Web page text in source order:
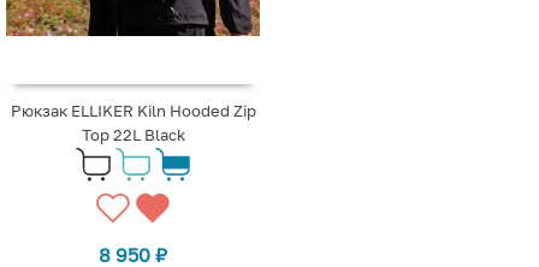
Рюкзак ELLIKER Kiln Hooded Zip
Top 22L Black
8 950 ₽